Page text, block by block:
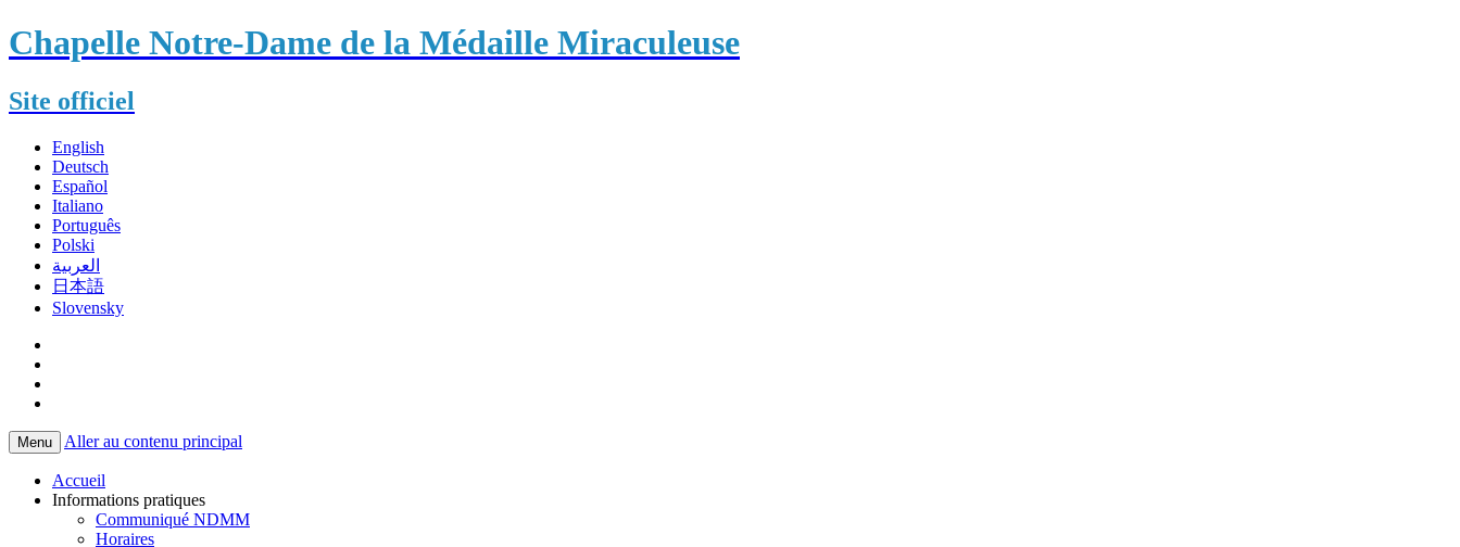
Chapelle Notre-Dame de la Médaille Miraculeuse
Site officiel
English
Deutsch
Español
Italiano
Português
Polski
العربية
日本語
Slovensky
Menu Aller au contenu principal
Accueil
Informations pratiques
Communiqué NDMM
Horaires